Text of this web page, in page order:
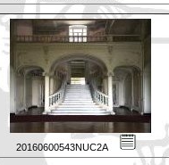
20160600543NUC2A